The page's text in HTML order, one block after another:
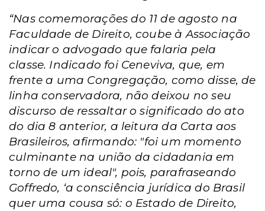
“Nas comemorações do 11 de agosto na
Faculdade de Direito, coube à Associação
indicar o advogado que falaria pela
classe. Indicado foi Ceneviva, que, em
frente a uma Congregação, como disse, de
linha conservadora, não deixou no seu
discurso de ressaltar o significado do ato
do dia 8 anterior, a leitura da Carta aos
Brasileiros, afirmando: "foi um momento
culminante na união da cidadania em
torno de um ideal", pois, parafraseando
Goffredo, ‘a consciência jurídica do Brasil
quer uma cousa só: o Estado de Direito,